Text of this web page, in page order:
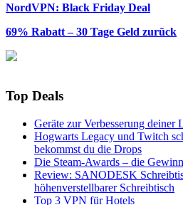
NordVPN: Black Friday Deal
69% Rabatt – 30 Tage Geld zurück
Top Deals
Geräte zur Verbesserung deiner
Hogwarts Legacy und Twitch
bekommst du die Drops
Die Steam-Awards – die
Review: SANODESK
höhenverstellbarer Schreibtisch
Top 3 VPN für Hotels